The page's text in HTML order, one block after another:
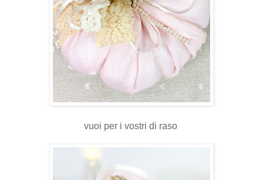
vuoi per i vostri di raso